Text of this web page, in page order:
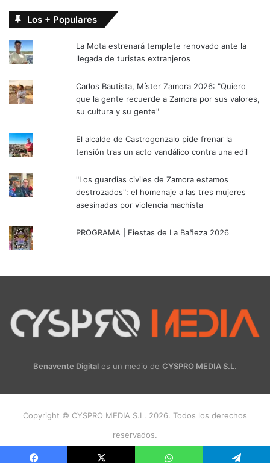
Los + Populares
La Mota estrenará templete renovado ante la
llegada de turistas extranjeros
Carlos Bautista, Míster Zamora 2026: "Quiero
que la gente recuerde a Zamora por sus valores,
su cultura y su gente"
El alcalde de Castrogonzalo pide frenar la
tensión tras un acto vandálico contra una edil
"Los guardias civiles de Zamora estamos
destrozados": el homenaje a las tres mujeres
asesinadas por violencia machista
PROGRAMA | Fiestas de La Bañeza 2026
Benavente Digital es un medio de CYSPRO MEDIA S.L.
Copyright © CYSPRO MEDIA S.L. 2026. Todos los derechos
reservados.